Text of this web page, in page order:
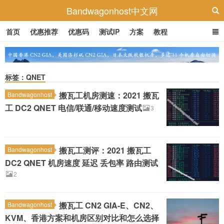
Bandwagonhost中文网
首页 优惠推荐 优惠码 测试IP 方案 教程
标签：QNET
Bandwagonhost
搬瓦工机房测速：2021 搬瓦
工 DC2 QNET 电信/联通/移动速度测试
3
Bandwagonhost
搬瓦工测评：2021 搬瓦工
DC2 QNET 机房速度 延迟 丢包率 路由测试
2
Bandwagonhost
搬瓦工 CN2 GIA-E、CN2、
KVM、香港方案和机房区别对比和怎么选择